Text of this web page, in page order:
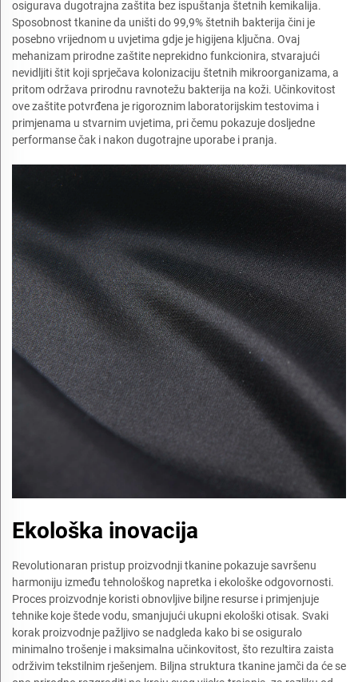
osigurava dugotrajna zaštita bez ispuštanja štetnih kemikalija.
Sposobnost tkanine da uništi do 99,9% štetnih bakterija čini je
posebno vrijednom u uvjetima gdje je higijena ključna. Ovaj
mehanizam prirodne zaštite neprekidno funkcionira, stvarajući
nevidljiti štit koji sprječava kolonizaciju štetnih mikroorganizama, a
pritom održava prirodnu ravnotežu bakterija na koži. Učinkovitost
ove zaštite potvrđena je rigoroznim laboratorijskim testovima i
primjenama u stvarnim uvjetima, pri čemu pokazuje dosljedne
performanse čak i nakon dugotrajne uporabe i pranja.
Ekološka inovacija
Revolutionaran pristup proizvodnji tkanine pokazuje savršenu
harmoniju između tehnološkog napretka i ekološke odgovornosti.
Proces proizvodnje koristi obnovljive biljne resurse i primjenjuje
tehnike koje štede vodu, smanjujući ukupni ekološki otisak. Svaki
korak proizvodnje pažljivo se nadgleda kako bi se osiguralo
minimalno trošenje i maksimalna učinkovitost, što rezultira zaista
održivim tekstilnim rješenjem. Biljna struktura tkanine jamči da će se